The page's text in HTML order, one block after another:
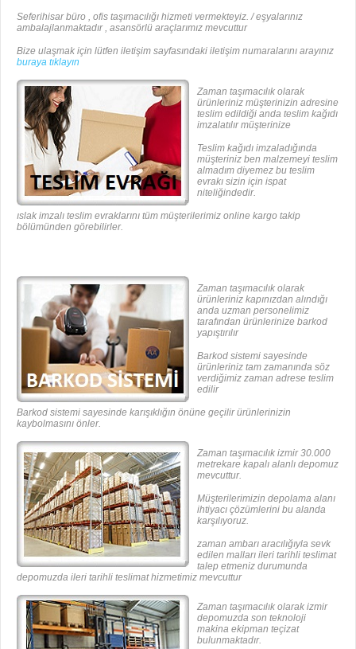
Seferihisar büro , ofis taşımacılığı hizmeti vermekteyiz. / eşyalarınız
ambalajlanmaktadır , asansörlü araçlarımız mevcuttur
Bize ulaşmak için lütfen iletişim sayfasındaki iletişim numaralarını arayınız
buraya tıklayın
Zaman taşımacılık olarak
ürünleriniz müşterinizin adresine
teslim edildiği anda teslim kağıdı
imzalatılır müşterinize
Teslim kağıdı imzaladığında
müşteriniz ben malzemeyi teslim
almadım diyemez bu teslim
evrakı sizin için ispat
niteliğindedir.
ıslak imzalı teslim evraklarını tüm müşterilerimiz online kargo takip
bölümünden görebilirler.
Zaman taşımacılık olarak
ürünleriniz kapınızdan alındığı
anda uzman personelimiz
tarafından ürünlerinize barkod
yapıştırılır
Barkod sistemi sayesinde
ürünleriniz tam zamanında söz
verdiğimiz zaman adrese teslim
edilir
Barkod sistemi sayesinde karışıklığın önüne geçilir ürünlerinizin
kaybolmasını önler.
Zaman taşımacılık izmir 30.000
metrekare kapalı alanlı depomuz
mevcuttur.
Müşterilerimizin depolama alanı
ihtiyacı çözümlerini bu alanda
karşılıyoruz.
zaman ambarı aracılığıyla sevk
edilen malları ileri tarihli teslimat
talep etmeniz durumunda
depomuzda ileri tarihli teslimat hizmetimiz mevcuttur
Zaman taşımacılık olarak izmir
depomuzda son teknoloji
makina ekipman teçizat
bulunmaktadır.